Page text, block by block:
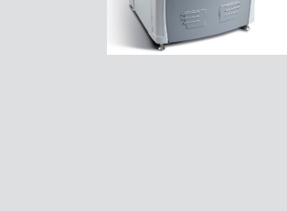
SMTリーダーがオンラインでの
を開催
ASMPTのSMTソリューションズ
国・台湾除く）のサービス部門
ASMの新たな生動画配信シリー